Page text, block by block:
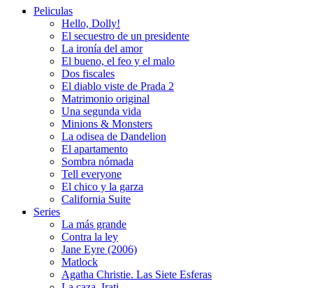
Peliculas
Hello, Dolly!
El secuestro de un presidente
La ironía del amor
El bueno, el feo y el malo
Dos fiscales
El diablo viste de Prada 2
Matrimonio original
Una segunda vida
Minions & Monsters
La odisea de Dandelion
El apartamento
Sombra nómada
Tell everyone
El chico y la garza
California Suite
Series
La más grande
Contra la ley
Jane Eyre (2006)
Matlock
Agatha Christie. Las Siete Esferas